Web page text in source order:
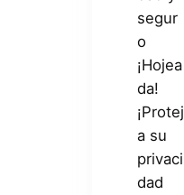
segur
o
¡Hojea
da!
¡Protej
a su
privaci
dad